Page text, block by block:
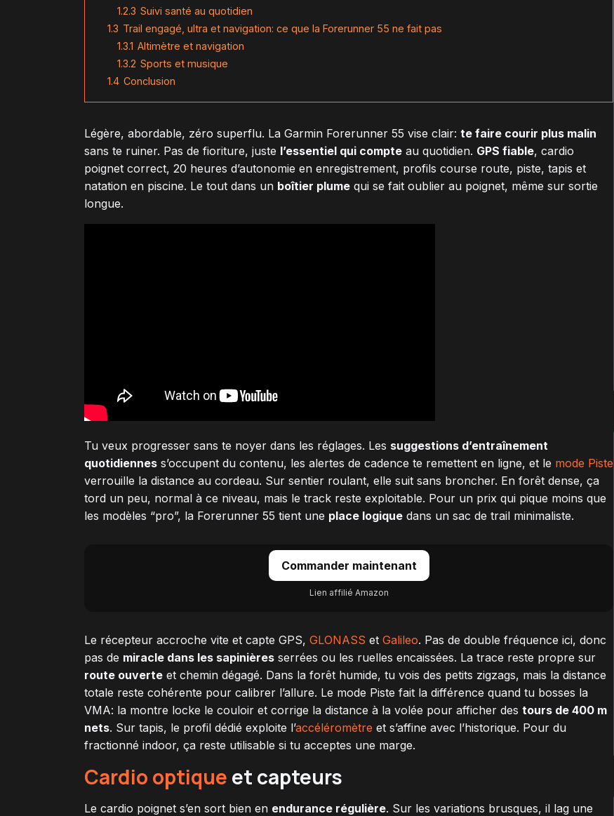
1.2.3 Suivi santé au quotidien
1.3 Trail engagé, ultra et navigation: ce que la Forerunner 55 ne fait pas
1.3.1 Altimètre et navigation
1.3.2 Sports et musique
1.4 Conclusion
Légère, abordable, zéro superflu. La Garmin Forerunner 55 vise clair: te faire courir plus malin
sans te ruiner. Pas de fioriture, juste l’essentiel qui compte au quotidien. GPS fiable, cardio
poignet correct, 20 heures d’autonomie en enregistrement, profils course route, piste, tapis et
natation en piscine. Le tout dans un boîtier plume qui se fait oublier au poignet, même sur sortie
longue.
Tu veux progresser sans te noyer dans les réglages. Les suggestions d’entraînement
quotidiennes s’occupent du contenu, les alertes de cadence te remettent en ligne, et le mode Piste
verrouille la distance au cordeau. Sur sentier roulant, elle suit sans broncher. En forêt dense, ça
tord un peu, normal à ce niveau, mais le track reste exploitable. Pour un prix qui pique moins que
les modèles “pro”, la Forerunner 55 tient une place logique dans un sac de trail minimaliste.
Commander maintenant
Lien affilié Amazon
Le récepteur accroche vite et capte GPS, GLONASS et Galileo. Pas de double fréquence ici, donc
pas de miracle dans les sapinières serrées ou les ruelles encaissées. La trace reste propre sur
route ouverte et chemin dégagé. Dans la forêt humide, tu vois des petits zigzags, mais la distance
totale reste cohérente pour calibrer l’allure. Le mode Piste fait la différence quand tu bosses la
VMA: la montre locke le couloir et corrige la distance à la volée pour afficher des tours de 400 m
nets. Sur tapis, le profil dédié exploite l’accéléromètre et s’affine avec l’historique. Pour du
fractionné indoor, ça reste utilisable si tu acceptes une marge.
Cardio optique et capteurs
Le cardio poignet s’en sort bien en endurance régulière. Sur les variations brusques, il lag une